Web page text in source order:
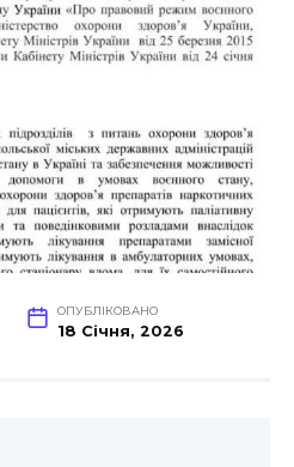
ОПУБЛІКОВАНО
18 Січня, 2026